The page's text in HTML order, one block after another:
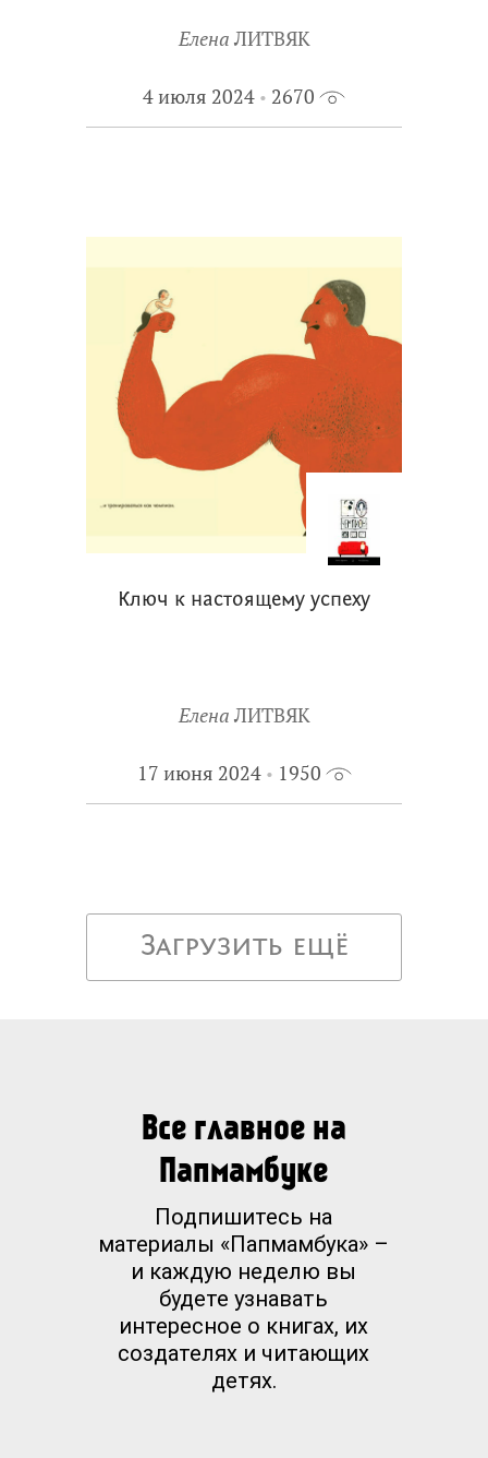
Елена ЛИТВЯК
4 июля 2024 2670
Ключ к настоящему успеху
Елена ЛИТВЯК
17 июня 2024 1950
Загрузить ещё
Все главное на
Папмамбуке
Подпишитесь на
материалы «Папмамбука» –
и каждую неделю вы
будете узнавать
интересное о книгах, их
создателях и читающих
детях.